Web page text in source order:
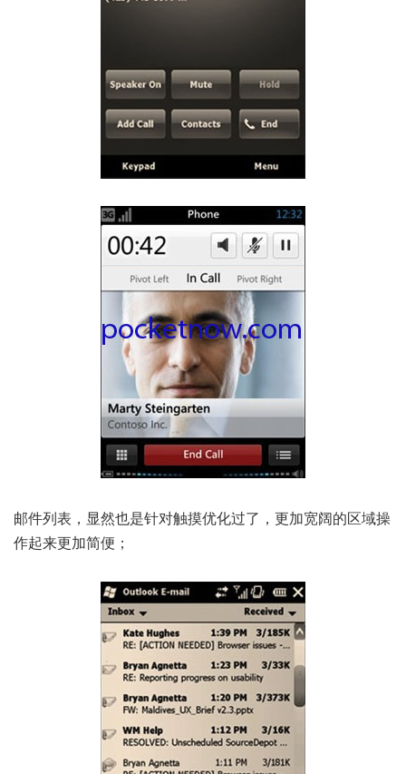
邮件列表，显然也是针对触摸优化过了，更加宽阔的区域操
作起来更加简便；